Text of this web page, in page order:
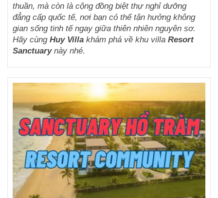
thuần, mà còn là cộng đồng biệt thự nghỉ dưỡng
đẳng cấp quốc tế, nơi bạn có thể tận hưởng không
gian sống tinh tế ngay giữa thiên nhiên nguyên sơ.
Hãy cùng Huy Villa khám phá về khu villa Resort
Sanctuarynày nhé.